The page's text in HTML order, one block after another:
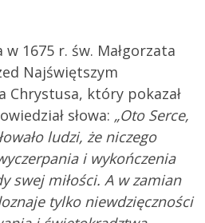
w 1675 r. św. Małgorzata
Najświętszym
Chrystusa, który pokazał
słowa: „Oto Serce,
ludzi, że niczego
i wykończenia
swej miłości. A w zamian
tylko niewdzięczności